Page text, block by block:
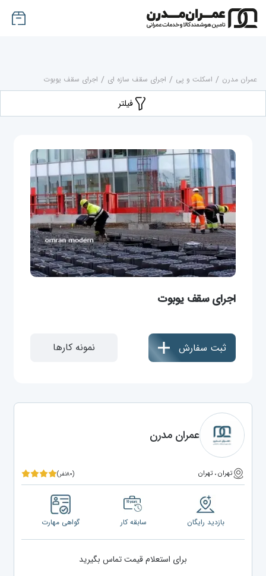
عمران مدرن / اسکلت و پی / اجرای سقف سازه ای / اجرای سقف یوبوت
اجرای سقف یوبوت
نمونه کارها ثبت سفارش
فیلتر
عمران مدرن
تهران ، تهران (۸۰نفر)
بازدید رایگان سابقه کار گواهی مهارت
برای استعلام قیمت تماس بگیرید